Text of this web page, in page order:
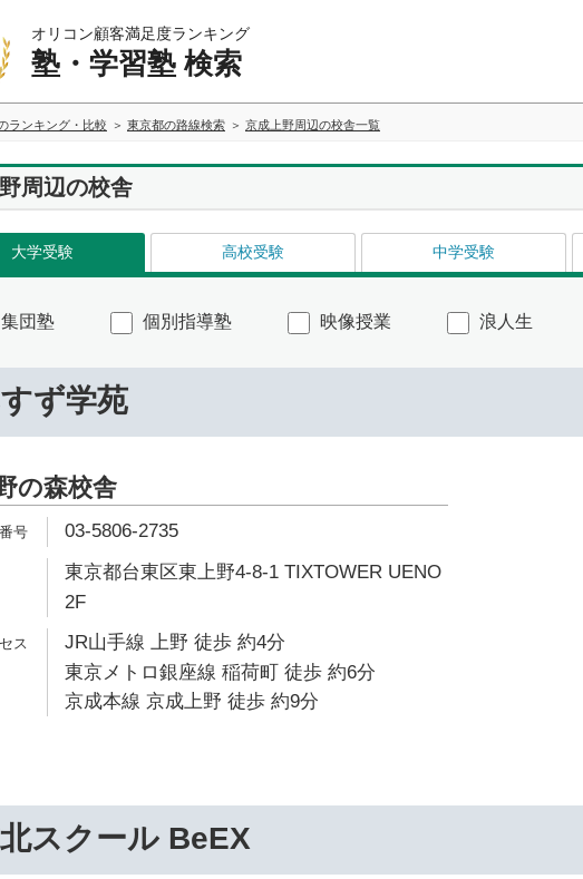
オリコン顧客満足度ランキング
塾・学習塾 検索
ランキング・比較 東京都の路線検索 京成上野周辺の校舎一覧
周辺の校舎
大学受験 高校受験 中学受験
集団塾 個別指導塾 映像授業 浪人生
ず学苑
の森校舎
03-5806-2735
東京都台東区東上野4-8-1 TIXTOWER UENO
2F
JR山手線 上野 徒歩 約4分
東京メトロ銀座線 稲荷町 徒歩 約6分
京成本線 京成上野 徒歩 約9分
スクール BeEX